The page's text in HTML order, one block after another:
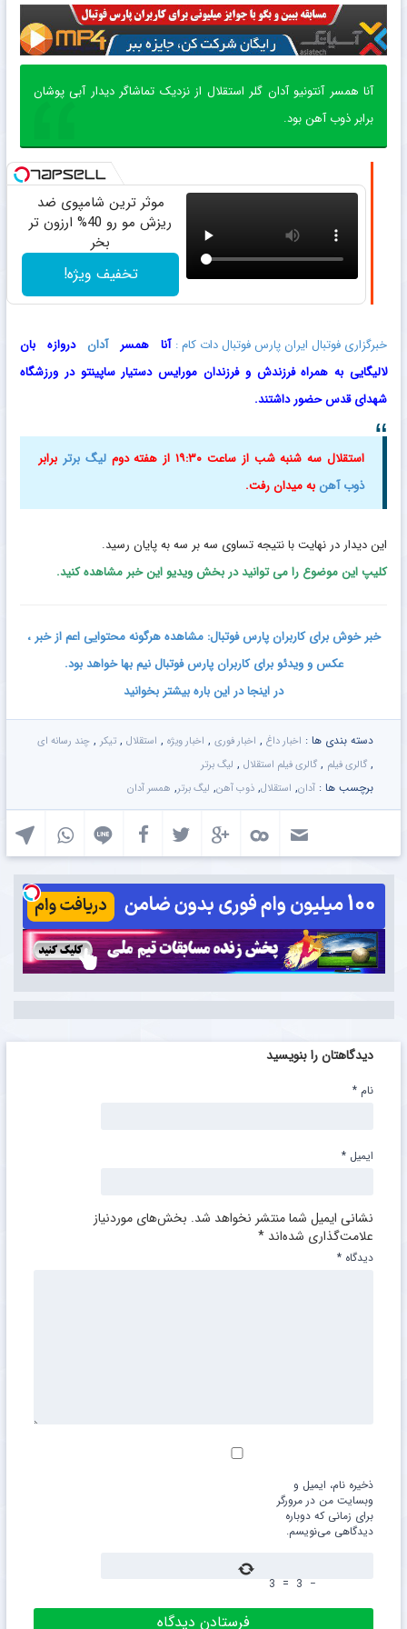
آنا همسر آنتونیو آدان گلر استقلال از نزدیک تماشاگر دیدار آبی پوشان
برابر ذوب آهن بود.
موثر ترین شامپوی ضد
ریزش مو رو 40% ارزون تر
بخر
تخفیف ویژه!
خبرگزاری فوتبال ایران پارس فوتبال دات کام : آنا همسرآدان دروازه بان
لالیگایی به همراه فرزندش و فرزندان مورایس دستیار ساپینتو در ورزشگاه
شهدای قدس حضور داشتند.
استقلال سه شنبه شب از ساعت ۱۹:۳۰ از هفته دوم لیگ برتر برابر
ذوب آهن به میدان رفت.
این دیدار در نهایت با نتیجه تساوی سه بر سه به پایان رسید.
کلیپاین موضوع را می توانید در بخش ویدیو این خبر مشاهده کنید.
خبر خوش برای کاربران پارس فوتبال: مشاهده هرگونه محتوایی اعم از خبر ،
عکس و ویدئو برای کاربران پارس فوتبال نیم بها خواهد بود.
در اینجا در این باره بیشتر بخوانید
دسته بندی ها : اخبار داغ , اخبار فوری , اخبار ویژه , استقلال , تیکر , چند رسانه ای
, گالری فیلم , گالری فیلم استقلال , لیگ برتر
برچسب ها : آدان, استقلال, ذوب آهن, لیگ برتر, همسر آدان
دیدگاهتان را بنویسید
نشانی ایمیل شما منتشر نخواهد شد. بخش‌های موردنیاز
علامت‌گذاری شده‌اند *
دیدگاه *
نام *
ایمیل *
ذخیره نام، ایمیل و
وبسایت من در مرورگر
برای زمانی که دوباره
دیدگاهی می‌نویسم.
−
3
=
3